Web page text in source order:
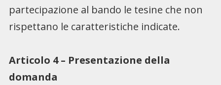
partecipazione al bando le tesine che non
rispettano le caratteristiche indicate.
Articolo 4 – Presentazione della
domanda